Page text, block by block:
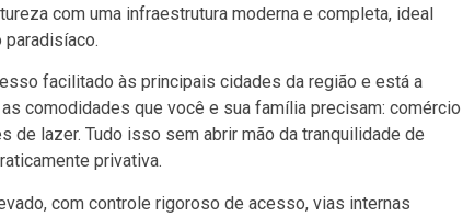
com uma infraestrutura moderna e completa, ideal
paradisíaco.
facilitado às principais cidades da região e está a
comodidades que você e sua família precisam: comércio
lazer. Tudo isso sem abrir mão da tranquilidade de
privativa.
com controle rigoroso de acesso, vias internas